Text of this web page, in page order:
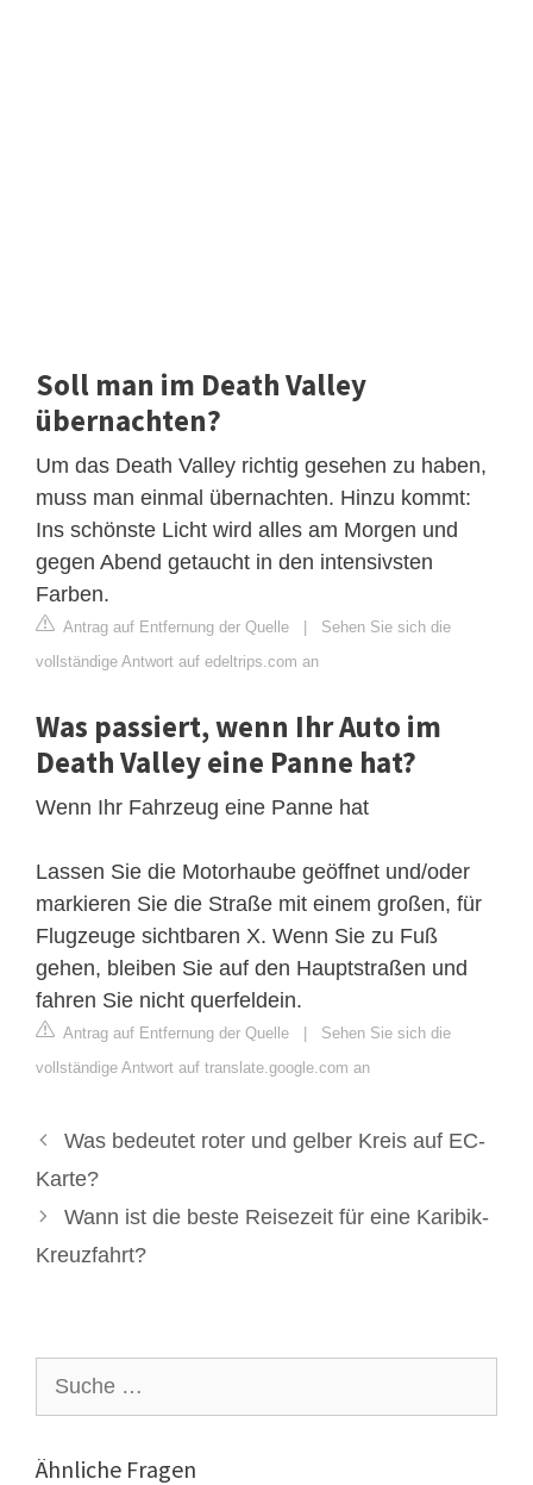
Soll man im Death Valley
übernachten?
Um das Death Valley richtig gesehen zu haben,
muss man einmal übernachten. Hinzu kommt:
Ins schönste Licht wird alles am Morgen und
gegen Abend getaucht in den intensivsten
Farben.
Antrag auf Entfernung der Quelle | Sehen Sie sich die
vollständige Antwort auf edeltrips.com an
Was passiert, wenn Ihr Auto im
Death Valley eine Panne hat?
Wenn Ihr Fahrzeug eine Panne hat
Lassen Sie die Motorhaube geöffnet und/oder
markieren Sie die Straße mit einem großen, für
Flugzeuge sichtbaren X. Wenn Sie zu Fuß
gehen, bleiben Sie auf den Hauptstraßen und
fahren Sie nicht querfeldein.
Antrag auf Entfernung der Quelle | Sehen Sie sich die
vollständige Antwort auf translate.google.com an
Was bedeutet roter und gelber Kreis auf EC-
Karte?
Wann ist die beste Reisezeit für eine Karibik-
Kreuzfahrt?
nach:
Ähnliche Fragen